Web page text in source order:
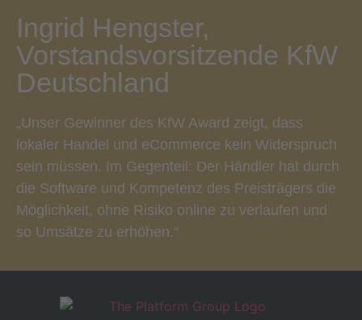
Ingrid Hengster,
Vorstandsvorsitzende KfW
Deutschland
„Unser Gewinner des KfW Award zeigt, dass
lokaler Handel und eCommerce kein Widerspruch
sein müssen. Im Gegenteil: Der Händler hat durch
die Software und Kompetenz des Preisträgers die
Möglichkeit, ohne Risiko online zu verlaufen und
so Umsätze zu erhöhen.“